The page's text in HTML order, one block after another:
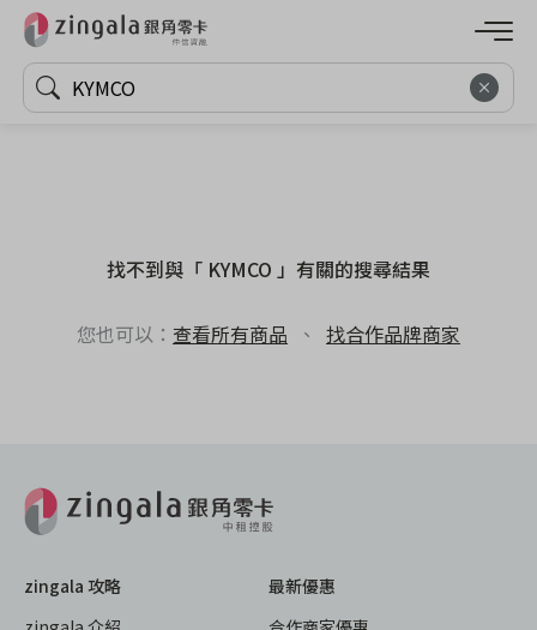
找不到與「 KYMCO 」有關的搜尋結果
您也可以： 查看所有商品 、 找合作品牌商家
zingala 攻略
最新優惠